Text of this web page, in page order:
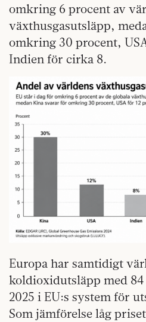
omkring 6 procent av
växthusgasutsläpp,
omkring 30 procent,
Indien för cirka 8.
Europa har samtidigt
koldioxidutsläpp med
2025 i EU:s system för
Som jämförelse låg